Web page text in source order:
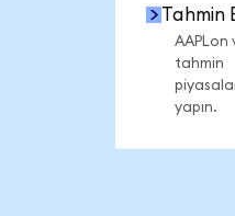
Tahmin
AAPLon
tahmin
yapın.